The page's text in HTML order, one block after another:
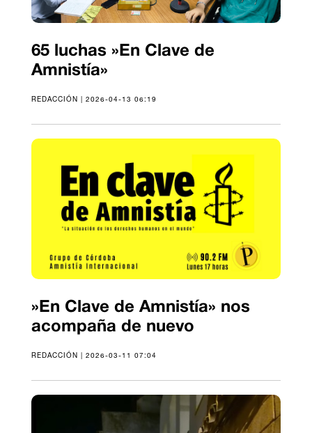
65 luchas »En Clave de
Amnistía»
REDACCIÓN | 2026-04-13 06:19
»En Clave de Amnistía» nos
acompaña de nuevo
REDACCIÓN | 2026-03-11 07:04